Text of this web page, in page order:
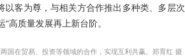
客为尊，与相关方合作推出多种类、多层
高质量发展再上新台阶。
国在贸易、投资等领域的合作，实现互利共赢。郑育红 摄